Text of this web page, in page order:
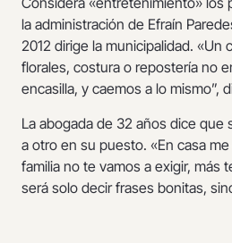
la administración de Efraín
2012 dirige la municipalidad. «Un
florales, costura o repostería no
encasilla, y caemos a lo mismo”,
La abogada de 32 años dice que
a otro en su puesto. «En casa
familia no te vamos a exigir, más
será solo decir frases bonitas,